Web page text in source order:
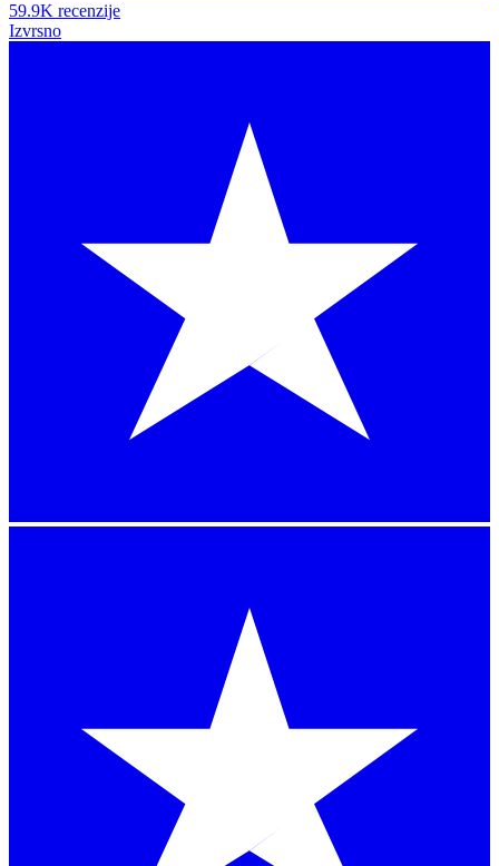
59.9K recenzije
Izvrsno